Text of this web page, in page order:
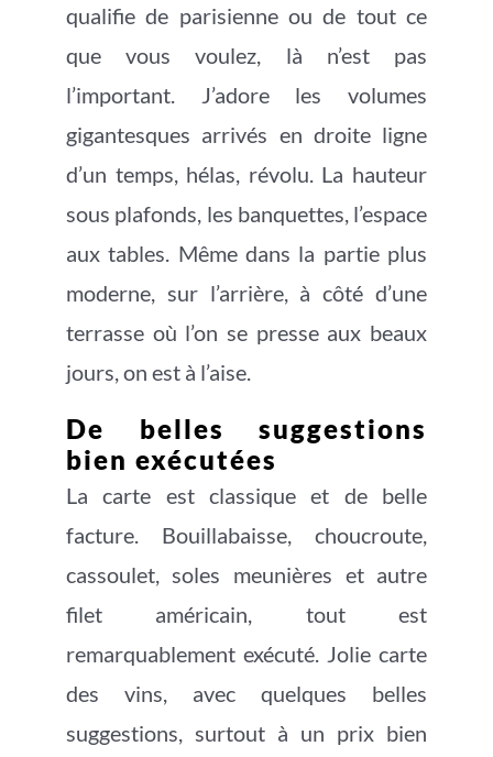
qualifie de parisienne ou de tout ce
que vous voulez, là n’est pas
l’important. J’adore les volumes
gigantesques arrivés en droite ligne
d’un temps, hélas, révolu. La hauteur
sous plafonds, les banquettes, l’espace
aux tables. Même dans la partie plus
moderne, sur l’arrière, à côté d’une
terrasse où l’on se presse aux beaux
jours, on est à l’aise.
De belles suggestions
bien exécutées
La carte est classique et de belle
facture. Bouillabaisse, choucroute,
cassoulet, soles meunières et autre
filet américain, tout est
remarquablement exécuté. Jolie carte
des vins, avec quelques belles
suggestions, surtout à un prix bien